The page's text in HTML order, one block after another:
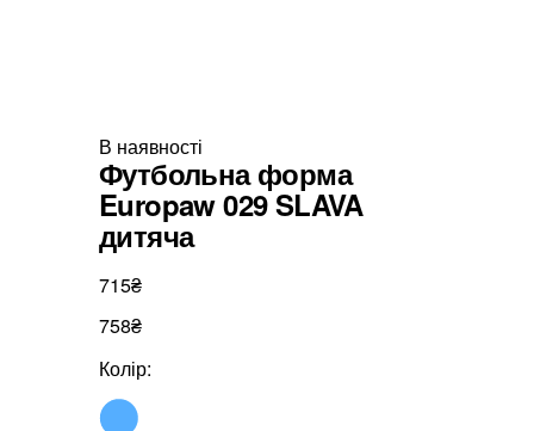
В наявності
Футбольна форма
Europaw 029 SLAVA
дитяча
715₴
758₴
Колір: